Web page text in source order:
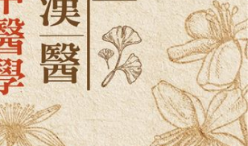
子/紙本書
HOT